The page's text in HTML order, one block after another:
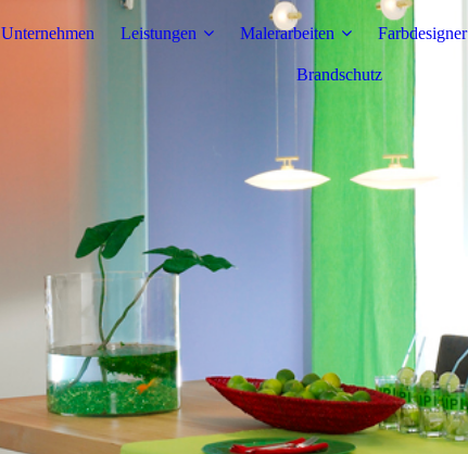
Unternehmen Leistungen Malerarbeiten Farbdesigner
Brandschutz